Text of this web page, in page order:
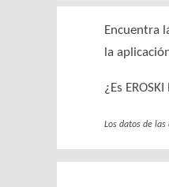
Encuentra
la
¿Es
Los datos de las